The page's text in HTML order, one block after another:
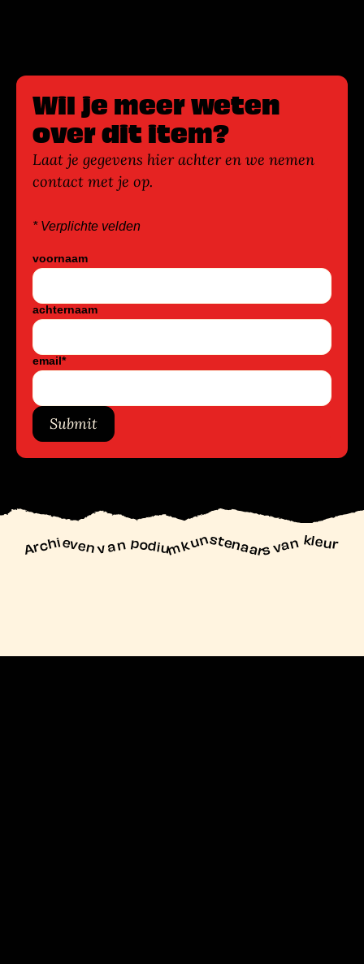
Wil je meer weten
over dit item?
Laat je gegevens hier achter en we nemen
contact met je op.
* Verplichte velden
voornaam
achternaam
email*
Submit
Archievenvan podiumkunstenaars van kleur